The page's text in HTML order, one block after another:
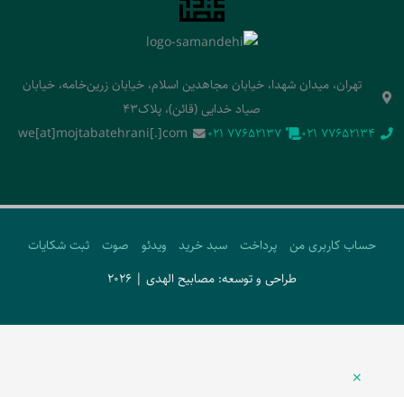
تهران، میدان شهدا، خیابان مجاهدین اسلام، خیابان زرین‌خامه، خیابان
صیاد خدایی (قائن)، پلاک43
‭021 77652134‬
‭021 77652137‬
we[at]mojtabatehrani[.]com
حساب کاربری من پرداخت سبد خرید ویدئو صوت
ثبت شکایات
طراحی و توسعه: مصابیح الهدی | 2026